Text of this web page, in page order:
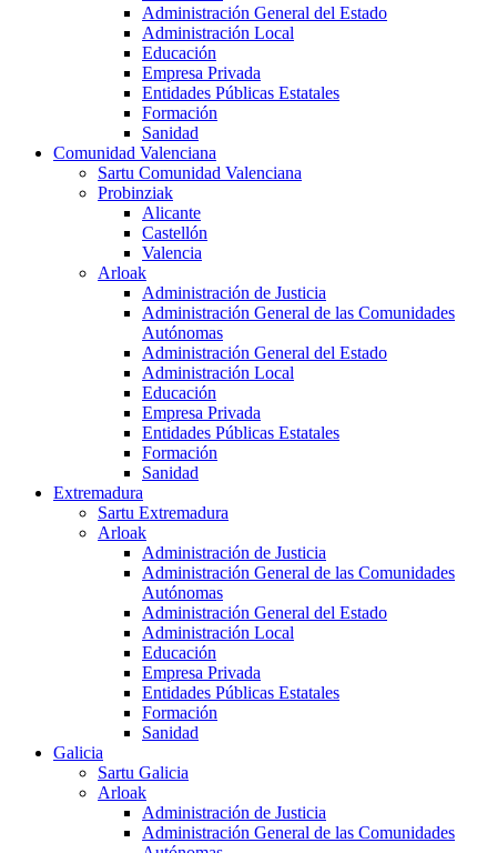
Administración General del Estado
Administración Local
Educación
Empresa Privada
Entidades Públicas Estatales
Formación
Sanidad
Comunidad Valenciana
Sartu Comunidad Valenciana
Probinziak
Alicante
Castellón
Valencia
Arloak
Administración de Justicia
Administración General de las Comunidades
Autónomas
Administración General del Estado
Administración Local
Educación
Empresa Privada
Entidades Públicas Estatales
Formación
Sanidad
Extremadura
Sartu Extremadura
Arloak
Administración de Justicia
Administración General de las Comunidades
Autónomas
Administración General del Estado
Administración Local
Educación
Empresa Privada
Entidades Públicas Estatales
Formación
Sanidad
Galicia
Sartu Galicia
Arloak
Administración de Justicia
Administración General de las Comunidades